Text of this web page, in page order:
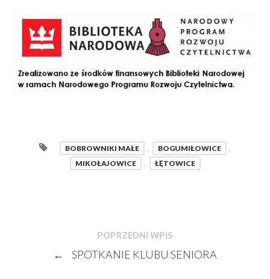
BOBROWNIKI MAŁE BOGUMIŁOWICE
MIKOŁAJOWICE
ŁĘTOWICE
POPRZEDNI WPIS
← SPOTKANIE KLUBU SENIORA